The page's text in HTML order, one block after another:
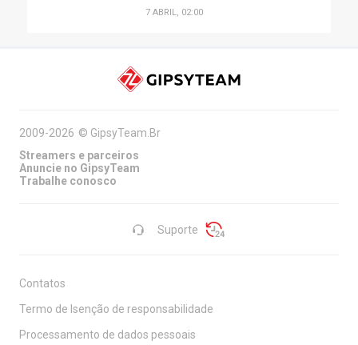
7 ABRIL, 02:00
Suporte
2009-2026 © GipsyTeam.Br
Streamers e parceiros
Anuncie no GipsyTeam
Trabalhe conosco
Contatos
Termo de Isenção de responsabilidade
Processamento de dados pessoais